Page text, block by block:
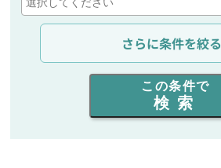
通信距離を選ぶ
出力を選ぶ
同時通話人数を選ぶ
さらに条件を絞る
この条件で
検索